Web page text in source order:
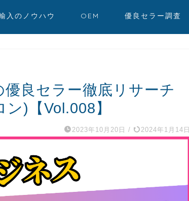
入のノウハウ OEM 優良セラー調査
優良セラー徹底リサーチ
)【Vol.008】
2023年10月20日 / 2024年1月14日